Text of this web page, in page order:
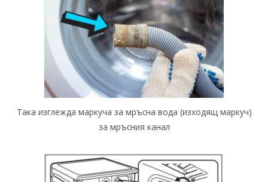
Така изглежда маркуча за мръсна вода (изходящ маркуч)
за мръсния канал